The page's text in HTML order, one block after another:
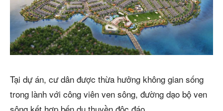
Tại dự án, cư dân được thừa hưởng không gian sống
trong lành với công viên ven sông, đường dạo bộ ven